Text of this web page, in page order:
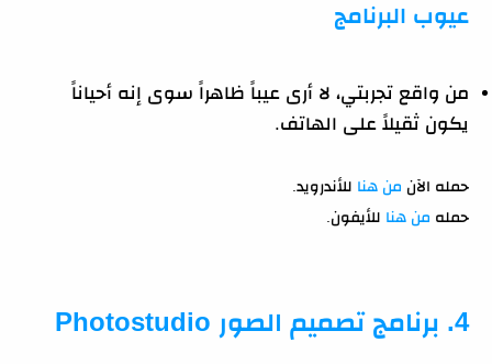
عيوب البرنامج
من واقع تجربتي، لا أرى عيباً ظاهراً سوى إنه أحياناً
يكون ثقيلاً على الهاتف.
حمله الآن من هنا للأندرويد.
حمله من هنا للأيفون.
4. برنامج تصميم الصور Photostudio